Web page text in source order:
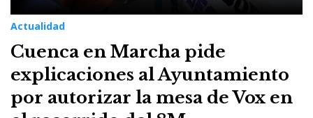
Actualidad
Cuenca en Marcha pide
explicaciones al Ayuntamiento
por autorizar la mesa de Vox en